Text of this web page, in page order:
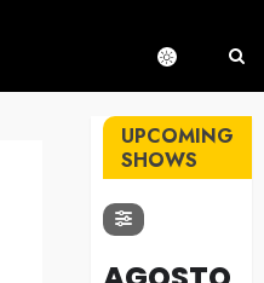
UPCOMING
SHOWS